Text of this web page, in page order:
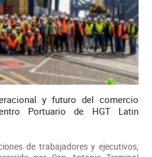
y futuro del comercio
Portuario de HGT Latin
de trabajadores y ejecutivos,